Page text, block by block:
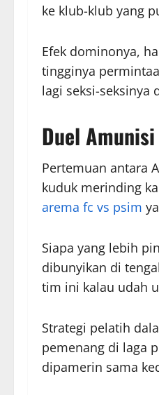
ke klub-klub yang
Efek dominonya,
tingginya
lagi seksi-seksinya
Duel
Pertemuan antara
kuduk merinding
arema fc vs psim
Siapa yang lebih
dibunyikan di
tim ini kalau udah
Strategi pelatih
pemenang di laga
dipamerin sama